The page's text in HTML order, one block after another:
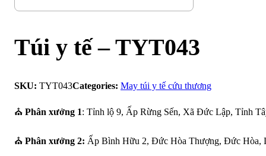
Túi y tế – TYT043
SKU: TYT043Categories: May túi y tế cứu thương
⛪ Phân xưởng 1: Tỉnh lộ 9, Ấp Rừng Sến, Xã Đức Lập, Tỉnh
⛪ Phân xưởng 2: Ấp Bình Hữu 2, Đức Hòa Thượng, Đức Hòa,